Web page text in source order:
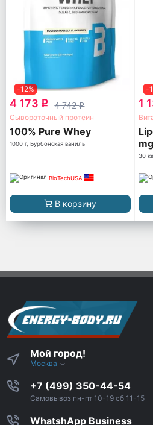
-12%
4 173 q 4 742q
Сывороточный протеин
100% Pure Whey
1000 г, Бурбонская ваниль
BioTechUSA
В корзину
-
1
mg
30
Мой город!
Москва
+7 (499) 350-44-54
Самовывоз пн-пт 10-19 сб 11-15
WhatshApp Business